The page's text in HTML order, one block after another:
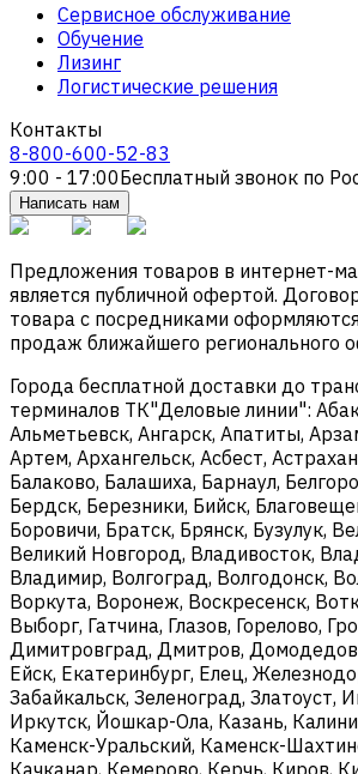
Сервисное обслуживание
Обучение
Лизинг
Логистические решения
Контакты
8-800-600-52-83
9:00 - 17:00Бесплатный звонок по
Написать нам
Предложения товаров в интернет-
является публичной офертой.
товара с посредниками
продаж ближайшего регионального
Города бесплатной доставки до
терминалов ТК"Деловые линии":
Альметьевск, Ангарск, Апатиты,
Артем, Архангельск, Асбест,
Балаково, Балашиха, Барнаул,
Бердск, Березники, Бийск,
Боровичи, Братск, Брянск, Бузулук,
Великий Новгород, Владивосток,
Владимир, Волгоград, Волгодонск,
Воркута, Воронеж, Воскресенск,
Выборг, Гатчина, Глазов, Горелово,
Димитровград, Дмитров,
Ейск, Екатеринбург, Елец,
Забайкальск, Зеленоград, Златоуст,
Иркутск, Йошкар-Ола, Казань,
Каменск-Уральский, Каменск-
Качканар, Кемерово, Керчь, Киров,